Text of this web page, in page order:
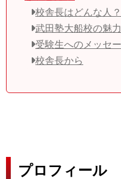
校舎長はどんな人？
武田塾大船校の魅力
受験生へのメッセ
校舎長から
プロフィール